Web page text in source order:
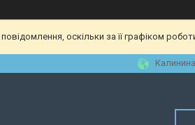
оскільки за її графіком